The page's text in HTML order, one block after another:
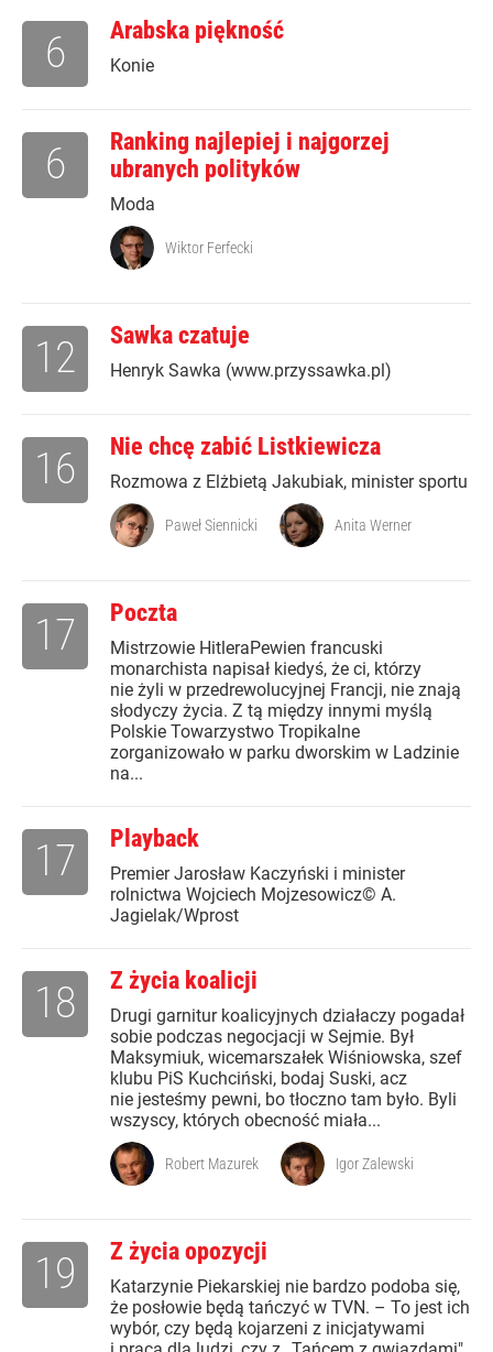
Arabska piękność
Konie
6
Ranking najlepiej i najgorzej
ubranych polityków
Moda
6
Wiktor Ferfecki
Sawka czatuje
Henryk Sawka (www.przyssawka.pl)
12
Nie chcę zabić Listkiewicza
Rozmowa z Elżbietą Jakubiak, minister sportu
16
Paweł Siennicki Anita Werner
Poczta
Mistrzowie HitleraPewien francuski
monarchista napisał kiedyś, że ci, którzy
nie żyli w przedrewolucyjnej Francji, nie znają
słodyczy życia. Z tą między innymi myślą
Polskie Towarzystwo Tropikalne
zorganizowało w parku dworskim w Ladzinie
na...
17
Playback
Premier Jarosław Kaczyński i minister
rolnictwa Wojciech Mojzesowicz© A.
Jagielak/Wprost
17
Z życia koalicji
Drugi garnitur koalicyjnych działaczy pogadał
sobie podczas negocjacji w Sejmie. Był
Maksymiuk, wicemarszałek Wiśniowska, szef
klubu PiS Kuchciński, bodaj Suski, acz
nie jesteśmy pewni, bo tłoczno tam było. Byli
wszyscy, których obecność miała...
18
Robert Mazurek Igor Zalewski
Z życia opozycji
Katarzynie Piekarskiej nie bardzo podoba się,
że posłowie będą tańczyć w TVN. – To jest ich
wybór, czy będą kojarzeni z inicjatywami
19